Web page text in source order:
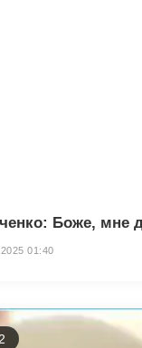
Боже, мне
01:40